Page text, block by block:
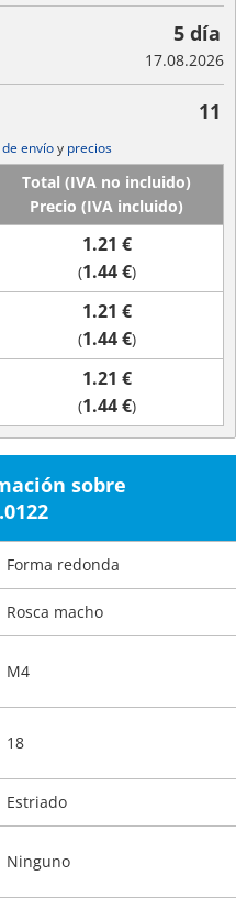
5 día
17.08.2026
11
envíoy precios
Total (IVA no incluido)
Precio (IVA incluido)
1.21 €
(1.44 €)
1.21 €
(1.44 €)
1.21 €
(1.44 €)
sobre
Forma redonda
Rosca macho
M4
18
Estriado
Ninguno